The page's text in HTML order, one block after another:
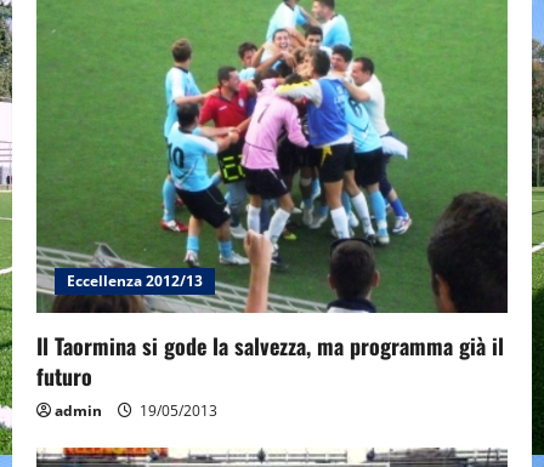
g
a
o
n
Eccellenza 2012/13
Il Taormina si gode la salvezza, ma programma già il
futuro
admin 19/05/2013